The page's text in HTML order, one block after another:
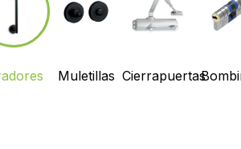
Muletillas Cierrapuertas